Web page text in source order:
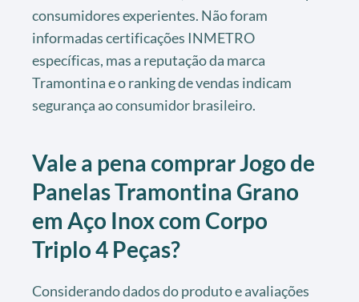
consumidores experientes. Não foram
informadas certificações INMETRO
específicas, mas a reputação da marca
Tramontina e o ranking de vendas indicam
segurança ao consumidor brasileiro.
Vale a pena comprar Jogo de
Panelas Tramontina Grano
em Aço Inox com Corpo
Triplo 4 Peças?
Considerando dados do produto e avaliações